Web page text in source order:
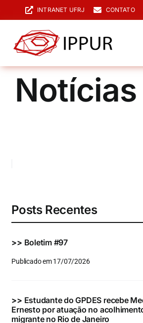
para
conteúdo
INTRANET UFRJ CONTATO
O IPPUR
Graduação
Eventos e Certificados
para:
Notícias
Posts Recentes
>> Boletim #97
Publicado em 17/07/2026
>> Estudante do GPDES recebe
Ernesto por atuação no
migrante no Rio de Janeiro